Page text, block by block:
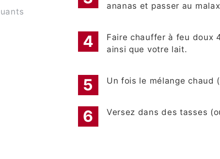
ananas et passer au
Faire chauffer à feu doux
ainsi que votre lait.
Un fois le mélange chaud
Versez dans des tasses